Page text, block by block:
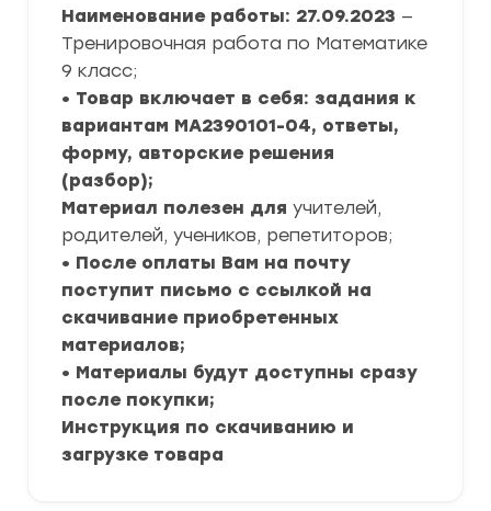
Наименование работы: 27.09.2023 —
Тренировочная работа по Математике
9 класс;
• Товар включает в себя: задания к
вариантам МА2390101-04, ответы,
форму, авторские решения
(разбор);
Материал полезен для учителей,
родителей, учеников, репетиторов;
• После оплаты Вам на почту
поступит письмо с ссылкой на
скачивание приобретенных
материалов;
• Материалы будут доступны сразу
после покупки;
Инструкция по скачиванию и
загрузке товара